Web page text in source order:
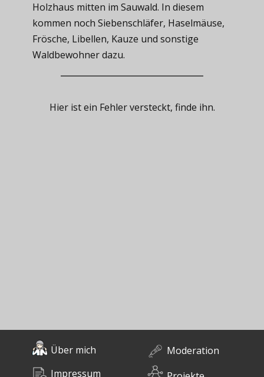
Holzhaus mitten im Sauwald. In diesem
kommen noch Siebenschläfer, Haselmäuse,
Frösche, Libellen, Kauze und sonstige
Waldbewohner dazu.
Hier ist ein Fehler versteckt, finde ihn.
Moderation
Über mich
Impressum